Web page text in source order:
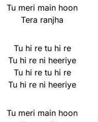
Tu meri main hoon
Tera ranjha
Tu hi re tu hi re
Tu hi re ni heeriye
Tu hi re tu hi re
Tu hi re ni heeriye
Tu meri main hoon